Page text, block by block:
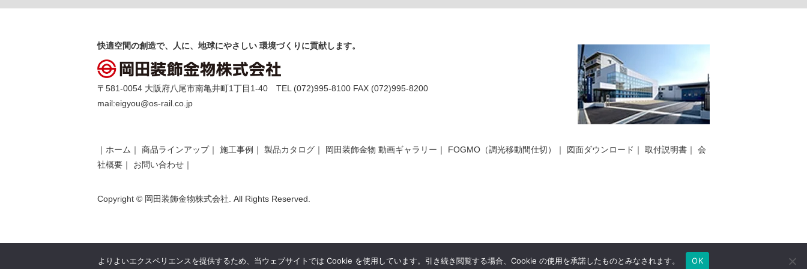
快適空間の創造で、人に、地球にやさしい 環境づくりに貢献します。
〒581-0054 大阪府八尾市南亀井町1丁目1-40 TEL (072)995-8100 FAX (072)995-8200
mail:eigyou@os-rail.co.jp
｜ ホーム ｜ 商品ラインアップ｜ 施工事例 ｜ 製品カタログ ｜ 岡田装飾金物 動画ギャラリー ｜ FOGMO（調光移動間仕切） ｜ 図面ダウンロード ｜ 取付説明書 ｜ 会
社概要 ｜ お問い合わせ ｜
Copyright © 岡田装飾金物株式会社. All Rights Reserved.
よりよいエクスペリエンスを提供するため、当ウェブサイトでは Cookie を使用しています。引き続き閲覧する場合、Cookie の使用を承諾したものとみなされます。 OK